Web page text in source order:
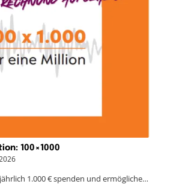
100×1000
1.000 € spenden und ermögliche…